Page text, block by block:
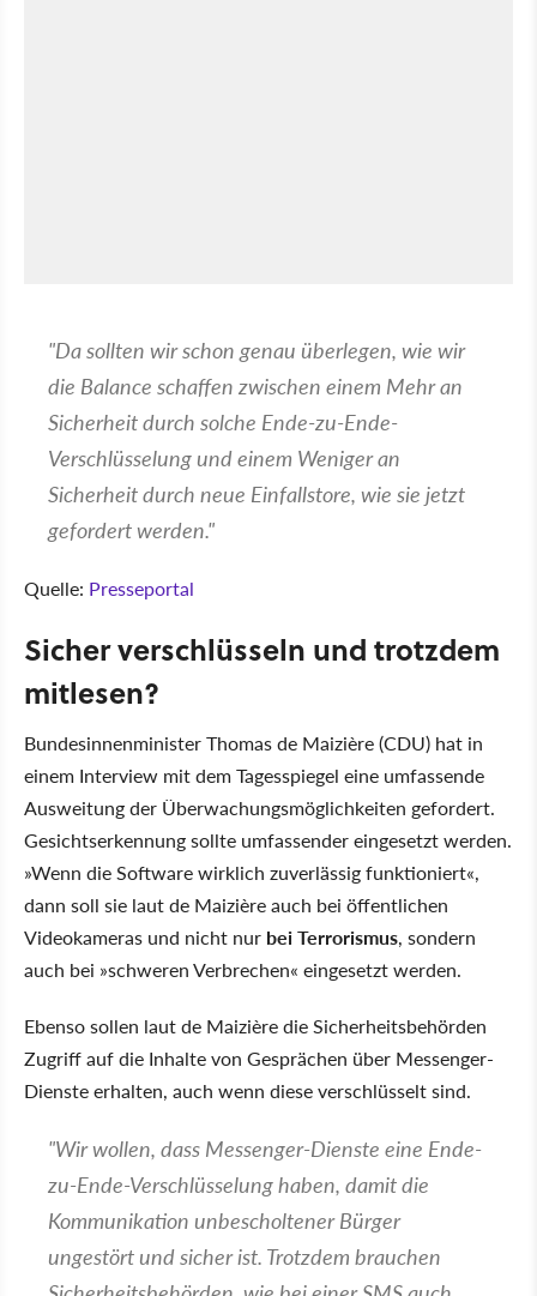
"Da sollten wir schon genau überlegen, wie wir
die Balance schaffen zwischen einem Mehr an
Sicherheit durch solche Ende-zu-Ende-
Verschlüsselung und einem Weniger an
Sicherheit durch neue Einfallstore, wie sie jetzt
gefordert werden."
Quelle: Presseportal
Sicher verschlüsseln und trotzdem
mitlesen?
Bundesinnenminister Thomas de Maizière (CDU) hat in
einem Interview mit dem Tagesspiegel eine umfassende
Ausweitung der Überwachungsmöglichkeiten gefordert.
Gesichtserkennung sollte umfassender eingesetzt werden.
»Wenn die Software wirklich zuverlässig funktioniert«,
dann soll sie laut de Maizière auch bei öffentlichen
Videokameras und nicht nur bei Terrorismus, sondern
auch bei »schweren Verbrechen« eingesetzt werden.
Ebenso sollen laut de Maizière die Sicherheitsbehörden
Zugriff auf die Inhalte von Gesprächen über Messenger-
Dienste erhalten, auch wenn diese verschlüsselt sind.
"Wir wollen, dass Messenger-Dienste eine Ende-
zu-Ende-Verschlüsselung haben, damit die
Kommunikation unbescholtener Bürger
ungestört und sicher ist. Trotzdem brauchen